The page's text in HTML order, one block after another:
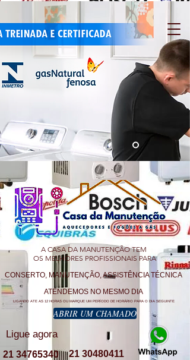
A CASA DA MANUTENÇÃO TEM
OS MELHORES PROFISSIONAIS PARA
CONSERTO, MANUTENÇÃO, ASSISTÊNCIA TÉCNICA
ATENDEMOS NO MESMO DIA
LIGANDO ATE AS 12 HORAS OU MARQUE UM PERÍODO DE HORÁRIO PARA O DIA SEGUINTE
ABRIR UM CHAMADO
Ligue agora
21 30480411
21 34765340